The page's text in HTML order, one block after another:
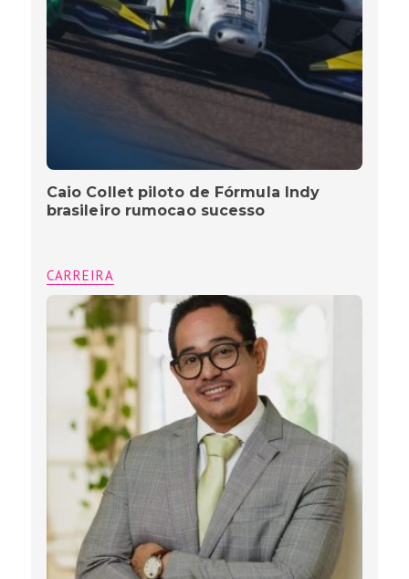
Caio Collet piloto de Fórmula Indy
brasileiro rumocao sucesso
CARREIRA